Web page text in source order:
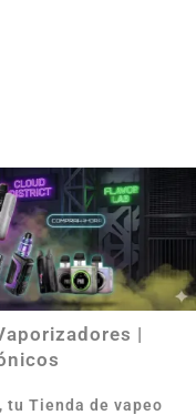
|
tu Tienda de vapeo